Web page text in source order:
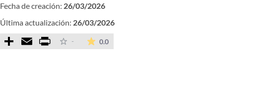
Fecha de creación: 26/03/2026
Última actualización: 26/03/2026
Comparteix
Email Print - 0.0La valoración media es de 0 estrellas de 5.